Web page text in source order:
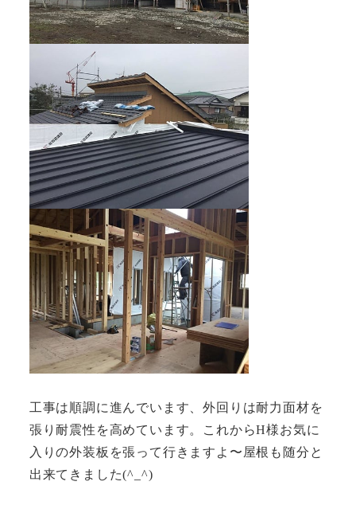
工事は順調に進んでいます、外回りは耐力面材を
張り耐震性を高めています。これからH様お気に
入りの外装板を張って行きますよ〜屋根も随分と
出来てきました(^_^)